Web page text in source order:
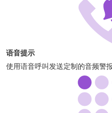
语音提示
使用语音呼叫发送定制的音频警报